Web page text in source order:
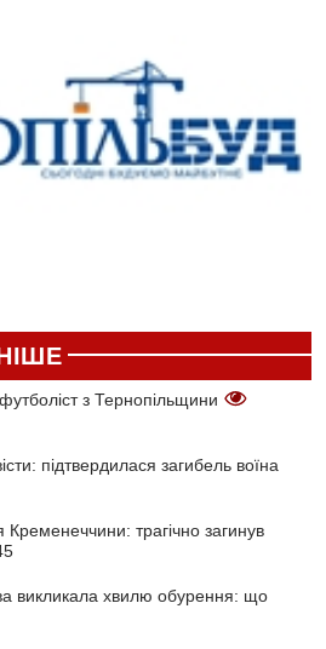
з Тернопільщини
підтвердилася загибель воїна
трагічно загинув
викликала хвилю обурення: що